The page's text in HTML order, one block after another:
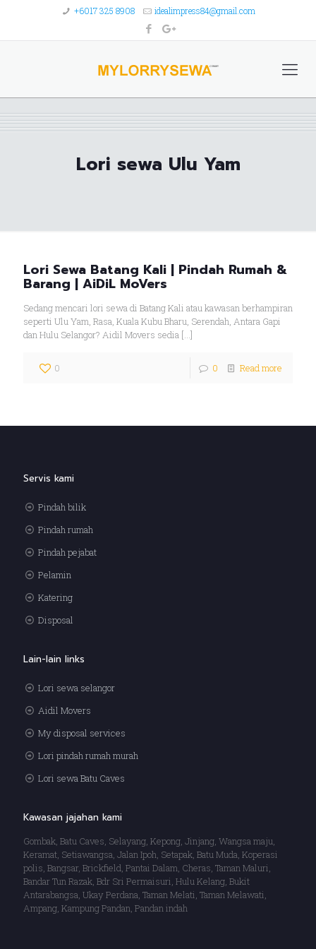
+6017 325 8908 idealimpress84@gmail.com
Lori sewa Ulu Yam
Lori Sewa Batang Kali | Pindah Rumah &
Barang | AiDiL MoVers
Sedang mencari lori sewa di Batang Kali atau kawasan berhampiran
seperti Ulu Yam, Rasa, Kuala Kubu Bharu, Serendah, Antara Gapi
dan Hulu Selangor? Aidil Movers sedia […]
0 0 Read more
Servis kami
Pindah bilik
Pindah rumah
Pindah pejabat
Pelamin
Katering
Disposal
Lain-lain links
Lori sewa selangor
Aidil Movers
My disposal services
Lori pindah rumah murah
Lori sewa Batu Caves
Kawasan jajahan kami
Gombak, Batu Caves, Selayang, Kepong, Jinjang, Wangsa maju,
Keramat, Setiawangsa, Jalan Ipoh, Setapak, Batu Muda, Koperasi
polis, Bangsar, Brickfield, Pantai Dalam, Cheras, Taman Maluri,
Bandar Tun Razak, Bdr Sri Permaisuri, Hulu Kelang, Bukit
Antarabangsa, Ukay Perdana, Taman Melati, Taman Melawati,
Ampang, Kampung Pandan, Pandan indah